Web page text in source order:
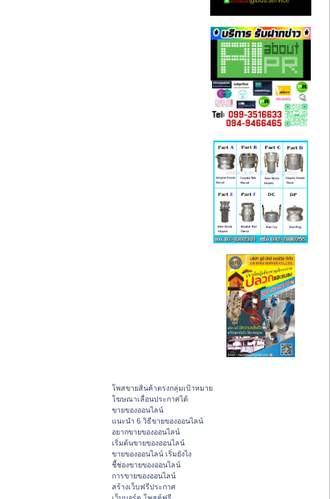
โพสขายสินค้าตรงกลุ่มเป้าหมาย
โฆษณาเลื่อนประกาศได้
ขายของออนไลน์
แนะนำ 6 วิธีขายของออนไลน์
อยากขายของออนไลน์
เริ่มต้นขายของออนไลน์
ขายของออนไลน์ เริ่มยังไง
ชี้ช่องขายของออนไลน์
การขายของออนไลน์
สร้างเว็บฟรีประกาศ